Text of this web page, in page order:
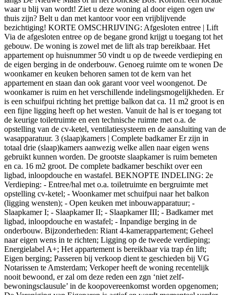
waar u blij van wordt! Ziet u deze woning al door eigen ogen uw
thuis zijn? Belt u dan met kantoor voor een vrijblijvende
bezichtiging! KORTE OMSCHRIJVING: Afgesloten entree | Lift
Via de afgesloten entree op de begane grond krijgt u toegang tot het
gebouw. De woning is zowel met de lift als trap bereikbaar. Het
appartement op huisnummer 50 vindt u op de tweede verdieping en
de eigen berging in de onderbouw. Genoeg ruimte om te wonen De
woonkamer en keuken behoren samen tot de kern van het
appartement en staan dan ook garant voor veel woongenot. De
woonkamer is ruim en het verschillende indelingsmogelijkheden. Er
is een schuifpui richting het prettige balkon dat ca. 11 m2 groot is en
een fijne ligging heeft op het westen. Vanuit de hal is er toegang tot
de keurige toiletruimte en een technische ruimte met o.a. de
opstelling van de cv-ketel, ventilatiesysteem en de aansluiting van de
wasapparatuur. 3 (slaap)kamers | Complete badkamer Er zijn in
totaal drie (slaap)kamers aanwezig welke allen naar eigen wens
gebruikt kunnen worden. De grootste slaapkamer is ruim bemeten
en ca. 16 m2 groot. De complete badkamer beschikt over een
ligbad, inloopdouche en wastafel. BEKNOPTE INDELING: 2e
Verdieping: - Entree/hal met o.a. toiletruimte en bergruimte met
opstelling cv-ketel; - Woonkamer met schuifpui naar het balkon
(ligging wensten); - Open keuken met inbouwapparatuur; -
Slaapkamer I; - Slaapkamer II; - Slaapkamer III; - Badkamer met
ligbad, inloopdouche en wastafel; - Inpandige berging in de
onderbouw. Bijzonderheden: Riant 4-kamerappartement; Geheel
naar eigen wens in te richten; Ligging op de tweede verdieping;
Energielabel A+; Het appartement is bereikbaar via trap én lift;
Eigen berging; Passeren bij verkoop dient te geschieden bij VG
Notarissen te Amsterdam; Verkoper heeft de woning recentelijk
nooit bewoond, er zal om deze reden een zgn ‘niet zelf-
bewoningsclausule’ in de koopovereenkomst worden opgenomen;